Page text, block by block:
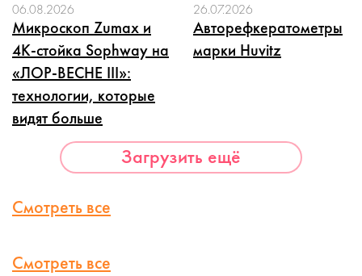
06.08.2026
Микроскоп Zumax и
4K-стойка Sophway на
«ЛОР-ВЕСНЕ III»:
технологии, которые
видят больше
26.07.2026
Авторефкератометры
марки Huvitz
Загрузить ещё
Смотреть все
Смотреть все